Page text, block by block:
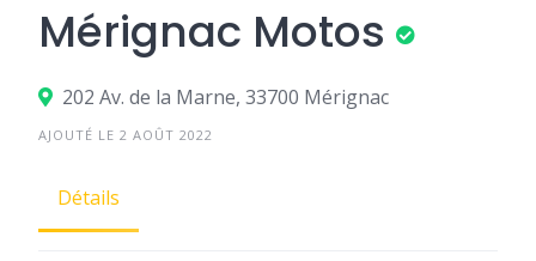
Mérignac Motos
202 Av. de la Marne, 33700 Mérignac
AJOUTÉ LE 2 AOÛT 2022
Détails